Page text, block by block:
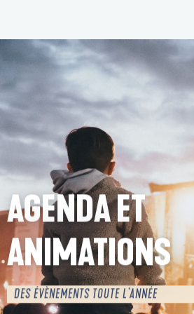
contenu
principal
AGENDA ET
ANIMATIONS
DES ÉVÈNEMENTS TOUTE L'ANNÉE